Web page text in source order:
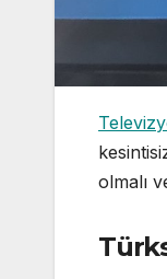
olmalı